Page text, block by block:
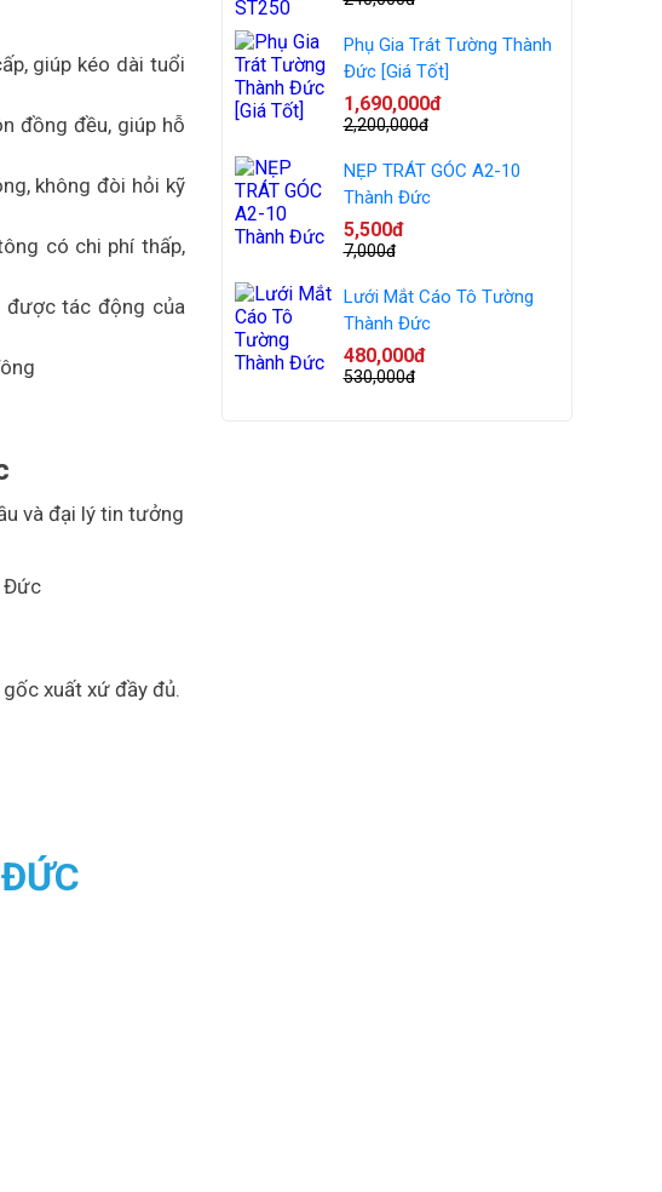
giúp kéo dài tuổi
đồng đều, giúp hỗ
không đòi hỏi kỹ
có chi phí thấp,
được tác động của
và đại lý tin tưởng
xuất xứ đầy đủ.
Phụ Gia Trát Tường Thành
Đức [Giá Tốt]
1,690,000đ
2,200,000đ
NẸP TRÁT GÓC A2-10
Thành Đức
5,500đ
7,000đ
Lưới Mắt Cáo Tô Tường
Thành Đức
480,000đ
530,000đ